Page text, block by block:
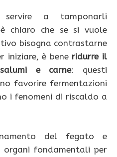
a tamponarli
chiaro che se si vuole
bisogna contrastarne
iniziare, è bene ridurre il
e carne: questi
favorire fermentazioni
i fenomeni di riscaldo a
del fegato e
organi fondamentali per